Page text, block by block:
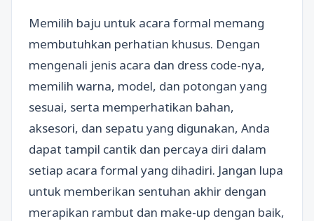
Memilih baju untuk acara formal memang
membutuhkan perhatian khusus. Dengan
mengenali jenis acara dan dress code-nya,
memilih warna, model, dan potongan yang
sesuai, serta memperhatikan bahan,
aksesori, dan sepatu yang digunakan, Anda
dapat tampil cantik dan percaya diri dalam
setiap acara formal yang dihadiri. Jangan lupa
untuk memberikan sentuhan akhir dengan
merapikan rambut dan make-up dengan baik,